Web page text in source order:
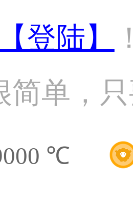
登陆】
！
单，只
℃